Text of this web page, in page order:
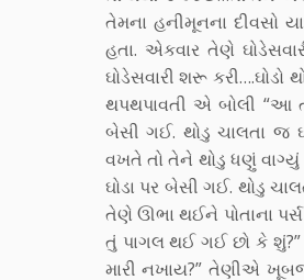
તેમના હનીમૂનના દીવસો
હતા. એકવાર તેણે
ઘોડેસવારી શરૂ
થપથપાવતી એ બોલી “આ
બેસી ગઈ. થોડુ ચાલતા જ
વખતે તો તેને થોડુ ધણું
ઘોડા પર બેસી ગઈ. થોડુ
તેણે ઊભા થઈને પોતાના
તું પાગલ થઈ ગઈ છો કે શું?”
મારી નખાય?” તેણીએ